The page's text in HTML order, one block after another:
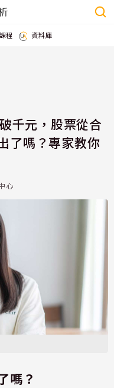
課程 資料庫
千元，股票從合
了嗎？專家教你
心
嗎？